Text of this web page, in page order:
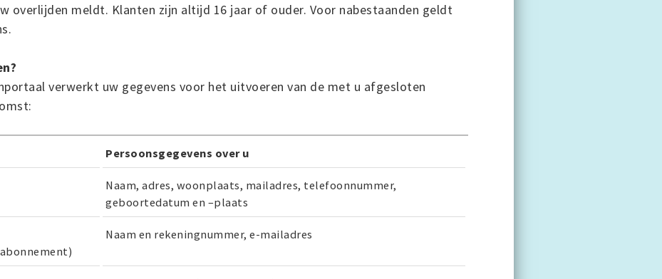
overlijden meldt. Klanten zijn altijd 16 jaar of ouder. Voor nabestaanden geldt
verwerkt uw gegevens voor het uitvoeren van de met u afgesloten
Persoonsgegevens over u
Naam, adres, woonplaats, mailadres, telefoonnummer,
geboortedatum en –plaats
Naam en rekeningnummer, e-mailadres